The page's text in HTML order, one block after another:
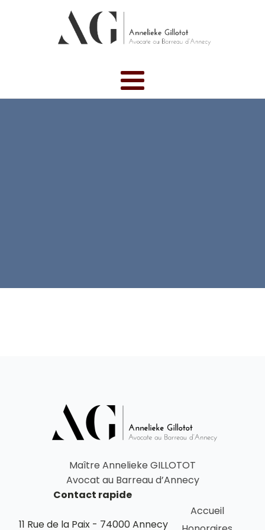
Maître Annelieke GILLOTOT
Avocat au Barreau d’Annecy
Contact rapide
11 Rue de la Paix - 74000 Annecy
Accueil